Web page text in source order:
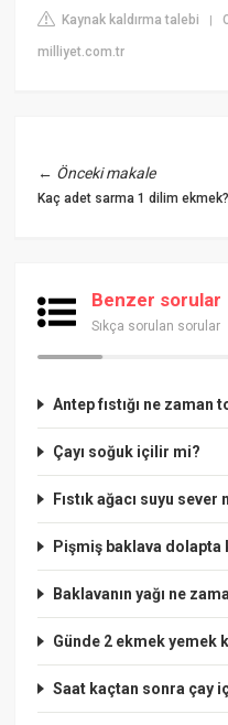
Kaynak kaldırma talebi |
milliyet.com.tr
← Önceki makale
Kaç adet sarma 1 dilim ekmek?
Benzer sorular
Sıkça sorulan sorular
Antep fıstığı ne zaman
Çayı soğuk içilir mi?
Fıstık ağacı suyu sever
Pişmiş baklava dolapta
Baklavanın yağı ne
Günde 2 ekmek yemek
Saat kaçtan sonra çay